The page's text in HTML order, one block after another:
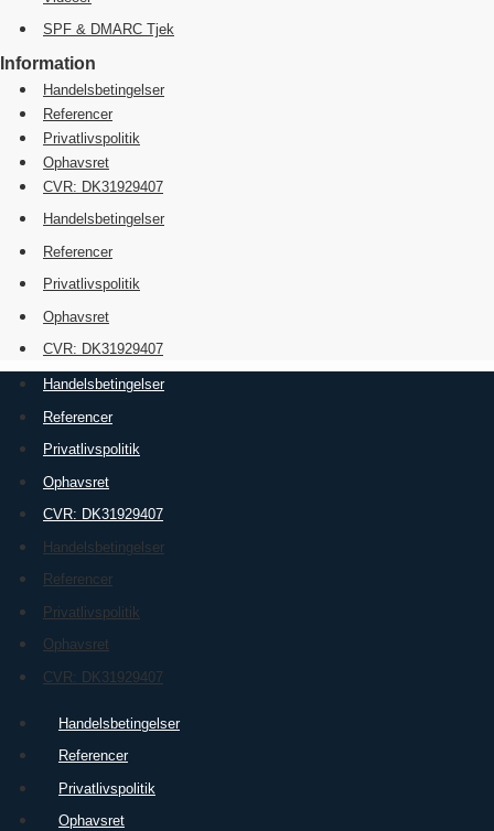
SPF & DMARC Tjek
Information
Handelsbetingelser
Referencer
Privatlivspolitik
Ophavsret
CVR: DK31929407
Handelsbetingelser
Referencer
Privatlivspolitik
Ophavsret
CVR: DK31929407
Handelsbetingelser
Referencer
Privatlivspolitik
Ophavsret
CVR: DK31929407
Handelsbetingelser
Referencer
Privatlivspolitik
Ophavsret
CVR: DK31929407
Handelsbetingelser
Referencer
Privatlivspolitik
Ophavsret